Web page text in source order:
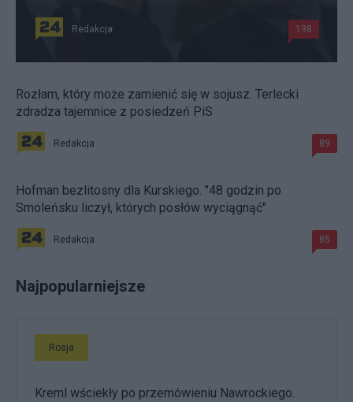
Redakcja 198
Rozłam, który może zamienić się w sojusz. Terlecki
zdradza tajemnice z posiedzeń PiS
Redakcja 89
Hofman bezlitosny dla Kurskiego. "48 godzin po
Smoleńsku liczył, których posłów wyciągnąć"
Redakcja 85
Najpopularniejsze
Rosja
Kreml wściekły po przemówieniu Nawrockiego.